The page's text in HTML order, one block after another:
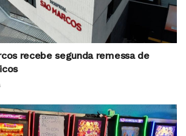
recebe segunda remessa de